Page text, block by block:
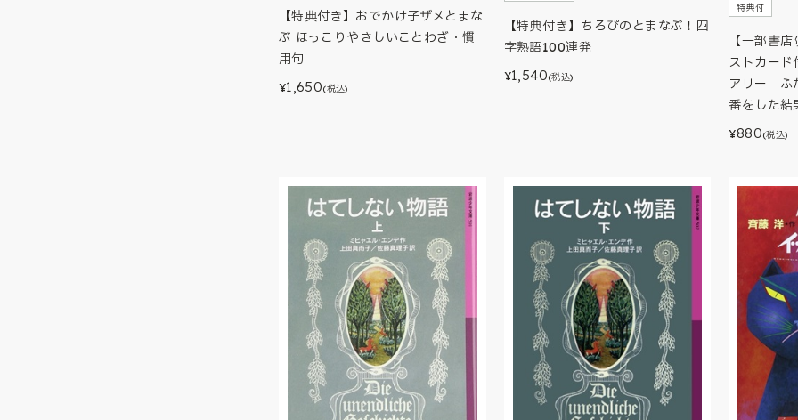
【特典付き】おでかけ子ザメとまな
ぶ ほっこりやさしいことわざ・慣
用句
¥1,650(税込)
【特典付き】ちろぴのとまなぶ！四
字熟語100連発
¥1,540(税込)
特典付
【一部書
ストカード
アリー ふ
番をした結
¥880(税込)